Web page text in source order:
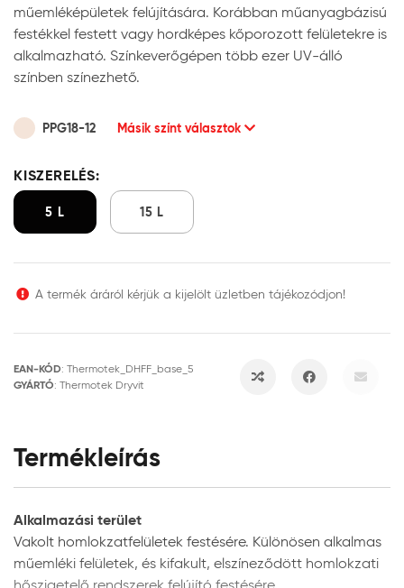
műemléképületek felújítására. Korábban műanyagbázisú
festékkel festett vagy hordképes kőporozott felületekre is
alkalmazható. Színkeverőgépen több ezer UV-álló
színben színezhető.
PPG18-12 Másik színt választok
KISZERELÉS:
5 L 15 L
A termék áráról kérjük a kijelölt üzletben tájékozódjon!
EAN-KÓD: Thermotek_DHFF_base_5
GYÁRTÓ: Thermotek Dryvit
Termékleírás
Alkalmazási terület
Vakolt homlokzatfelületek festésére. Különösen alkalmas
műemléki felületek, és kifakult, elszíneződött homlokzati
hőszigetelő rendszerek felújító festésére.